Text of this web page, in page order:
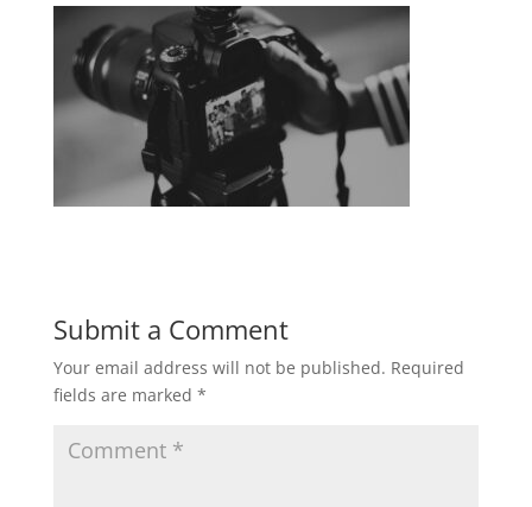
Submit a Comment
Your email address will not be published. Required
fields are marked *